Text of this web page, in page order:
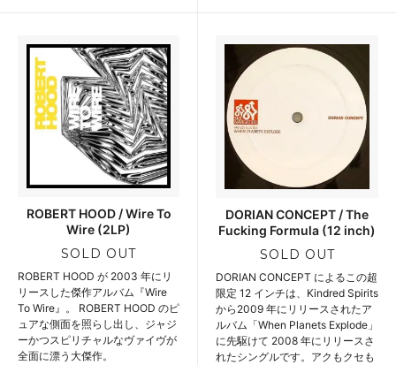
ROBERT HOOD / Wire To
Wire (2LP)
SOLD OUT
ROBERT HOOD が 2003 年にリ
リースした傑作アルバム『Wire
To Wire』。 ROBERT HOOD のピ
ュアな側面を照らし出し、ジャジ
ーかつスピリチャルなヴァイヴが
全面に漂う大傑作。
DORIAN CONCEPT / The
Fucking Formula (12 inch)
SOLD OUT
DORIAN CONCEPT によるこの超
限定 12 インチは、Kindred Spirits
から2009 年にリリースされたア
ルバム「When Planets Explode」
に先駆けて 2008 年にリリースさ
れたシングルです。アクもクセも